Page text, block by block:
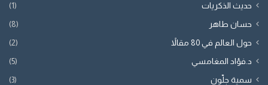
حديث الذكريات (1)
حسان طاهر (8)
حول العالم في 80 مقالاً (2)
د.فؤاد المغامسي (5)
سمية جلّون (3)